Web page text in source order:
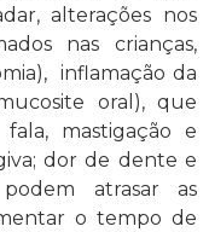
alterações nos
nas crianças,
inflamação da
oral), que
mastigação e
dor de dente e
atrasar as
o tempo de